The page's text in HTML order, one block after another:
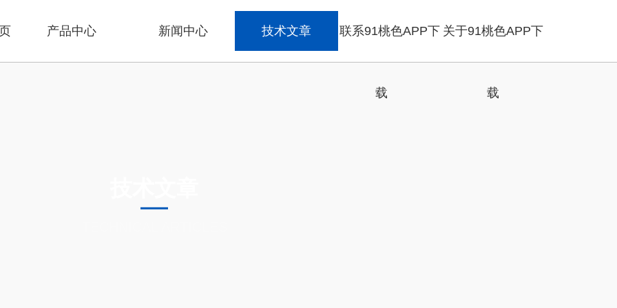
产品中心 新闻中心 技术文章 联系91桃色APP下
载
关于91桃色APP下
载